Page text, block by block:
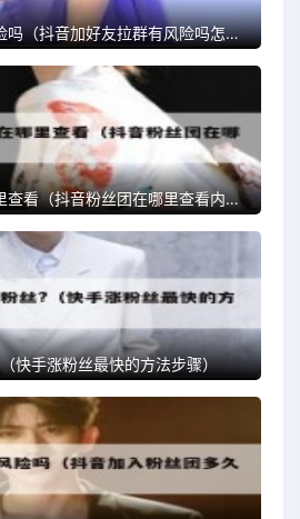
抖音加好友拉群有风险吗（抖音加好友拉群有风险吗怎么解除）
抖音加入粉丝团在哪里查看（抖音粉丝团在哪里查看内容）
快手涨粉丝最快的方法步骤）